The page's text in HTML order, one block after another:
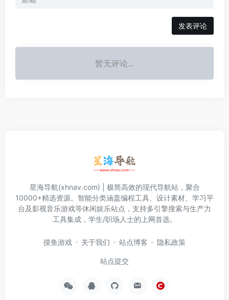
发表评论
暂无评论...
星海导航(xhnav.com) | 极简高效的现代导航站，聚合
10000+精选资源。智能分类涵盖编程工具、设计素材、学习平
台及影视音乐游戏等休闲娱乐站点，支持多引擎搜索与生产力
工具集成，学生/职场人士的上网首选。
摸鱼游戏 关于我们 站点博客 隐私政策
站点提交